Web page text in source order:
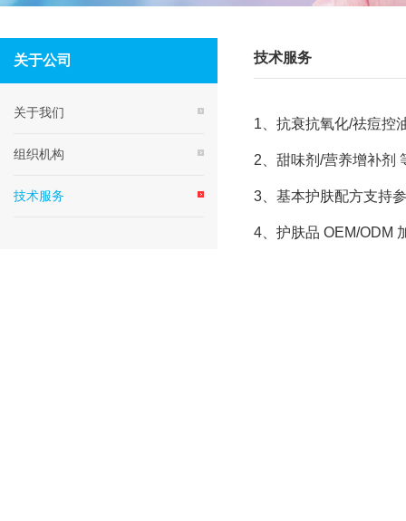
技术服务
1、抗衰抗氧化/祛痘控
2、甜味剂/营养增补剂
3、基本护肤配方支持
4、护肤品 OEM/ODM
关于公司
关于我们
组织机构
技术服务